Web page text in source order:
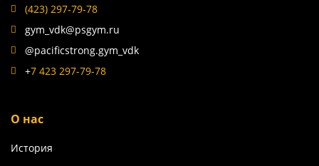
(423) 297-79-78
gym_vdk@psgym.ru
@pacificstrong.gym_vdk
+7 423 297-79-78
О нас
История